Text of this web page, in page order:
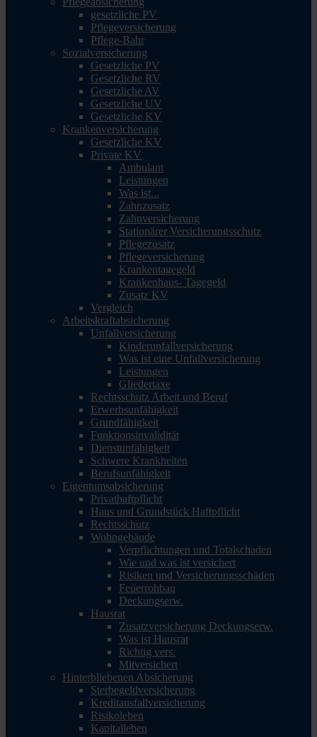
gesetzliche PV
Pflegeversicherung
Pflege-Bahr
Sozialversicherung
Gesetzliche PV
Gesetzliche RV
Gesetzliche AV
Gesetzliche UV
Gesetzliche KV
Krankenversicherung
Gesetzliche KV
Private KV
Ambulant
Leistungen
Was ist...
Zahnzusatz
Zahnversicherung
Stationärer Versicherungsschutz
Pflegezusatz
Pflegeversicherung
Krankentagegeld
Krankenhaus- Tagegeld
Zusatz KV
Vergleich
Arbeitskraftabsicherung
Unfallversicherung
Kinderunfallversicherung
Was ist eine Unfallversicherung
Leistungen
Gliedertaxe
Rechtsschutz Arbeit und Beruf
Erwerbsunfähigkeit
Grundfähigkeit
Funktionsinvalidität
Dienstunfähigkeit
Schwere Krankheiten
Berufsunfähigkeit
Eigentumsabsicherung
Privathaftpflicht
Haus und Grundstück Haftpflicht
Rechtsschutz
Wohngebäude
Verpflichtungen und Totalschaden
Wie und was ist versichert
Risiken und Versicherungsschäden
Feuerrohbau
Deckungserw.
Hausrat
Zusatzversicherung Deckungserw.
Was ist Hausrat
Richtig vers.
Mitversichert
Hinterbliebenen Absicherung
Sterbegeldversicherung
Kreditausfallversicherung
Risikoleben
Kapitalleben